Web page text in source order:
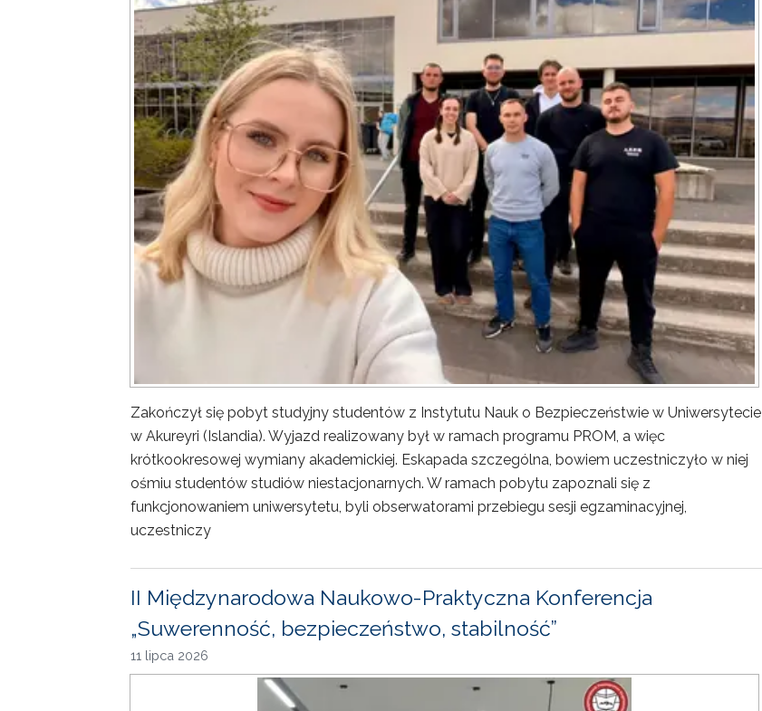
Zakończył się pobyt studyjny studentów z Instytutu Nauk o Bezpieczeństwie w Uniwersytecie
w Akureyri (Islandia). Wyjazd realizowany był w ramach programu PROM, a więc
krótkookresowej wymiany akademickiej. Eskapada szczególna, bowiem uczestniczyło w niej
ośmiu studentów studiów niestacjonarnych. W ramach pobytu zapoznali się z
funkcjonowaniem uniwersytetu, byli obserwatorami przebiegu sesji egzaminacyjnej,
uczestniczy
II Międzynarodowa Naukowo-Praktyczna Konferencja
„Suwerenność, bezpieczeństwo, stabilność”
11 lipca 2026